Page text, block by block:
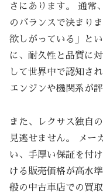
さにあります。 通常
のバランスで決まり
欲しがっている」と
に、耐久性と品質に
して世界中で認知さ
エンジンや機関系が
また、レクサス独自
見逃せません。 メー
い、手厚い保証を付
ける販売価格が高水
般の中古車店での買